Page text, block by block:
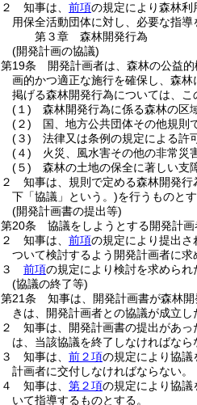
２
知事は、 前項の規定により森林利
用保全活動団体に対し、必要な指導
第３章
森林開発行為
(開発計画の協議)
第19条
開発計画者は、森林の公益
画的かつ適正な施行を確保し、森
掲げる森林開発行為については、こ
(１)
森林開発行為に係る森林の区
(２)
国、地方公共団体その他規則
(３)
法律又は条例の規定による許
(４)
火災、風水害その他の非常災
(５)
森林の土地の保全に著しい支
２
知事は、規則で定める森林開発行
下「協議」という。)を行うものとす
(開発計画書の提出等)
第20条
協議をしようとする開発計
２
知事は、 前項の規定により提出さ
ついて検討するよう開発計画者に求
３
前項の規定により検討を求めら
(協議の終了等)
第21条
知事は、開発計画書が森林
きは、開発計画者との協議が成立
２
知事は、開発計画書の提出があ
は、当該協議を終了しなければなら
３
知事は、 前２項の規定により協議
計画者に交付しなければならない。
４
知事は、 第２項の規定により協議
いて指導するものとする。